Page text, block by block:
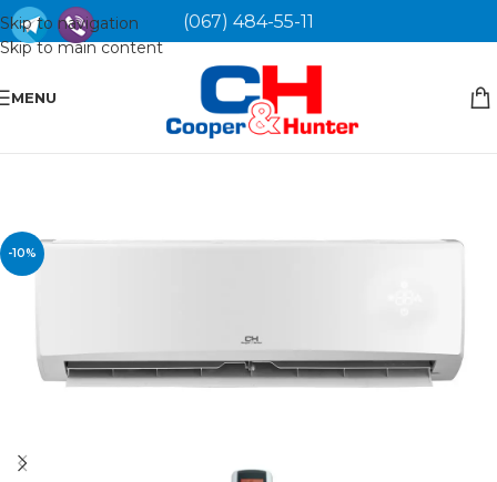
Skip to navigation
Skip to main content
(067) 484-55-11
MENU
-10%